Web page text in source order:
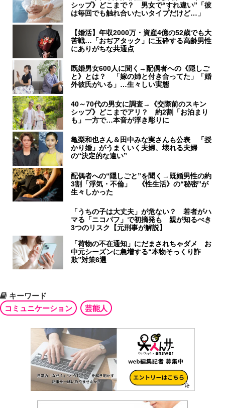
シップ》どこまで？ 男女で“すれ違い”「彼
は毎回でも触れ合いたいタイプだけど…」
【婚活】年収2000万・資産4億の52歳でも大
苦戦…「おぢアタック」に玉砕する高齢男性
にありがちな共通点
既婚男女600人に聞く→配偶者への《隠しご
と》とは？ 「嫁の姉と付き合ってた」「婚
外彼氏がいる」…生々しい実態
40～70代の男女に調査→《交際前のスキン
シップ》どこまでアリ？ 約2割「お泊まり
も」一方で…本音が浮き彫りに
亀梨和也さん＆田中みな実さんも公表 「授
かり婚」がうまくいく夫婦、壊れる夫婦
の“決定的な違い”
配偶者への“隠しごと”を聞く→既婚男性の約
3割「浮気・不倫」 《性生活》の“秘密”が
生々しかった
「うちの子は大丈夫」が危ない？ 若者がハ
マる「ニコパフ」で初摘発も 親が知るべき
3つのリスク【元刑事が解説】
「荷物の不在通知」にだまされちゃダメ お
中元シーズンに急増する“本物そっくり詐
欺”対策6選
キーワード
コミュニケーション
芸能人